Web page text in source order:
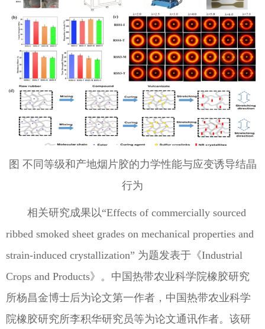
图 不同等级和产地烟片胶的力学性能与应变诱导结晶
行为
相关研究成果以“Effects of commercially sourced
ribbed smoked sheet grades on mechanical properties and
strain-induced crystallization” 为题发表于《Industrial
Crops and Products》。中国热带农业科学院橡胶研究
所杨昌金博士后为论文第一作者，中国热带农业科学
院橡胶研究所李积华研究员等为论文通讯作者。该研